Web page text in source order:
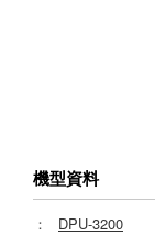
機型資料
： DPU-3200